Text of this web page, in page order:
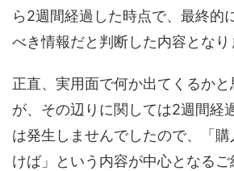
ら2週間経過した時点で、最終的
べき情報だと判断した内容となり
正直、実用面で何か出てくるか
が、その辺りに関しては2週間経
は発生しませんでしたので、「
けば」という内容が中心となる